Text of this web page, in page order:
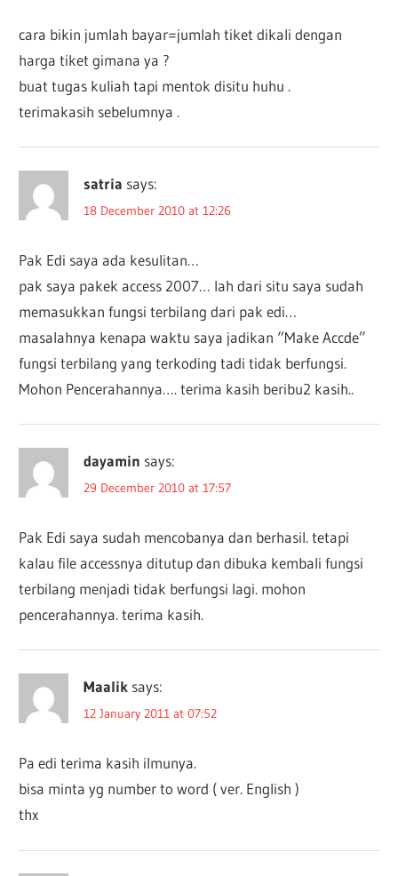
cara bikin jumlah bayar=jumlah tiket dikali dengan
harga tiket gimana ya ?
buat tugas kuliah tapi mentok disitu huhu .
terimakasih sebelumnya .
satria says:
18 December 2010 at 12:26
Pak Edi saya ada kesulitan…
pak saya pakek access 2007… lah dari situ saya sudah
memasukkan fungsi terbilang dari pak edi…
masalahnya kenapa waktu saya jadikan “Make Accde”
fungsi terbilang yang terkoding tadi tidak berfungsi.
Mohon Pencerahannya…. terima kasih beribu2 kasih..
dayamin says:
29 December 2010 at 17:57
Pak Edi saya sudah mencobanya dan berhasil. tetapi
kalau file accessnya ditutup dan dibuka kembali fungsi
terbilang menjadi tidak berfungsi lagi. mohon
pencerahannya. terima kasih.
Maalik says:
12 January 2011 at 07:52
Pa edi terima kasih ilmunya.
bisa minta yg number to word ( ver. English )
thx